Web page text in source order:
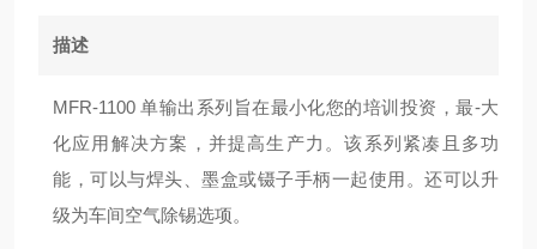
描述
MFR-1100 单输出系列旨在最小化您的培训投资，最-大
化应用解决方案，并提高生产力。该系列紧凑且多功
能，可以与焊头、墨盒或镊子手柄一起使用。还可以升
级为车间空气除锡选项。